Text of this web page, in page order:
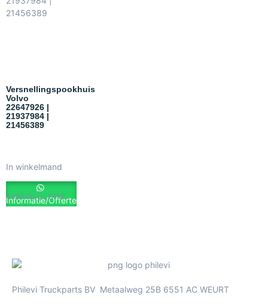
Versnellingspookhuis
Volvo
22647926 |
21937984 |
21456389
€495.00 ex. BTW
In winkelmand
Informatie/Offerte
Philevi Truckparts BV Metaalweg 25B 6551 AC WEURT